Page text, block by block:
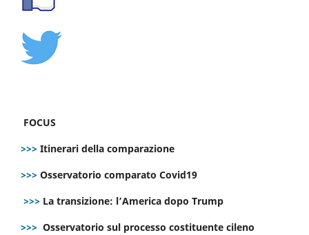
FOCUS
>>> Itinerari della comparazione
>>> Osservatorio comparato Covid19
>>> La transizione: l’America dopo Trump
>>> Osservatorio sul processo costituente cileno